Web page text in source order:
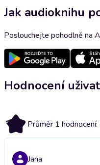
Jak audioknihu
Poslouchejte pohodlně na
Hodnocení
5 Průměr 1 hodnocení:
Jana